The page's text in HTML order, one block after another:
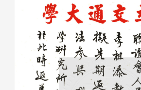
管理者登入